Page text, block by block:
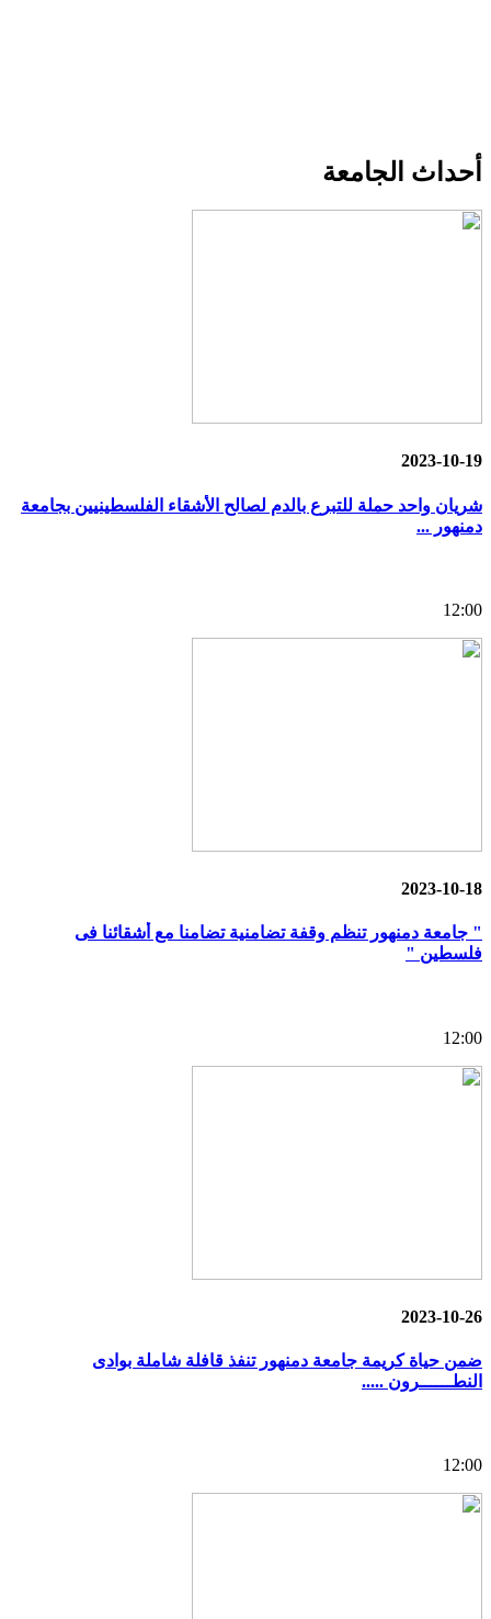
أحداث الجامعة
2023-10-19
شريان واحد حملة للتبرع بالدم لصالح الأشقاء الفلسطينيين بجامعة
دمنهور ...
12:00
2023-10-18
" جامعة دمنهور تنظم وقفة تضامنية تضامنا مع أشقائنا فى
فلسطين "
12:00
2023-10-26
ضمن حياة كريمة جامعة دمنهور تنفذ قافلة شاملة بوادى
النطــــــرون .....
12:00